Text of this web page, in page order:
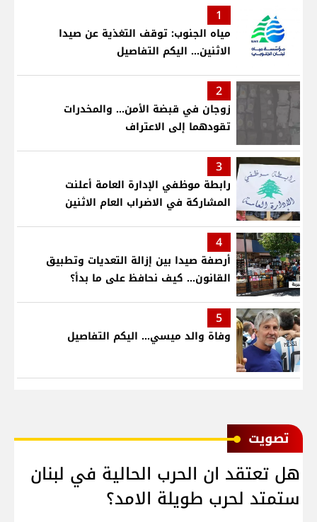
1
مياه الجنوب: توقف التغذية عن صيدا
الاثنين... اليكم التفاصيل
2
زوجان في قبضة الأمن... والمخدرات
تقودهما إلى الاعتراف
3
رابطة موظفي الإدارة العامة أعلنت
المشاركة في الاضراب العام الاثنين
4
أرصفة صيدا بين إزالة التعديات وتطبيق
القانون... كيف نحافظ على ما بدأ؟
5
وفاة والد ميسي... اليكم التفاصيل
ﺗﺼﻮﻳﺖ
هل تعتقد ان الحرب الحالية في لبنان
ستمتد لحرب طويلة الامد؟